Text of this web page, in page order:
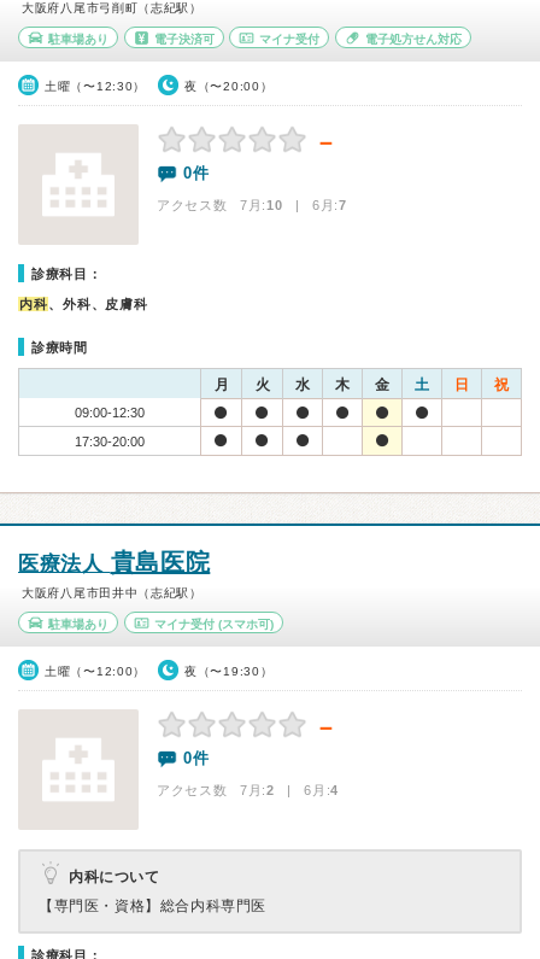
大阪府八尾市弓削町（志紀駅）
駐車場あり 電子決済可 マイナ受付 電子処方せん対応
土曜（〜12:30） 夜（〜20:00）
－
0件
アクセス数 7月:10 | 6月:7
診療科目：
内科、外科、皮膚科
診療時間
月 火 水 木 金 土 日 祝
09:00-12:30
17:30-20:00
医療法人 貴島医院
大阪府八尾市田井中（志紀駅）
駐車場あり マイナ受付(スマホ可)
土曜（〜12:00） 夜（〜19:30）
－
0件
アクセス数 7月:2 | 6月:4
内科について
【専門医・資格】 総合内科専門医
診療科目：